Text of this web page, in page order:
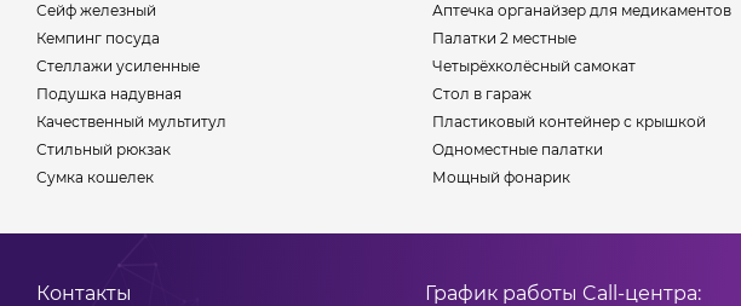
Сейф железный
Кемпинг посуда
Стеллажи усиленные
Подушка надувная
Качественный мультитул
Стильный рюкзак
Сумка кошелек
Аптечка органайзер для медикаментов
Палатки 2 местные
Четырёхколёсный самокат
Стол в гараж
Пластиковый контейнер с крышкой
Одноместные палатки
Мощный фонарик
Контакты График работы Call-центра: